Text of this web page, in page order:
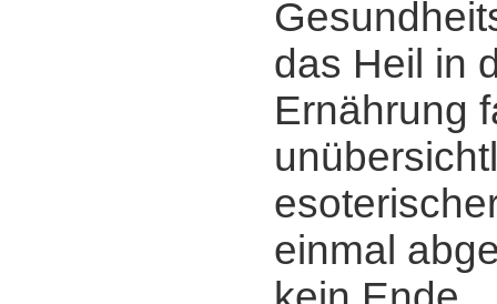
das Heil in
Ernährung
einmal